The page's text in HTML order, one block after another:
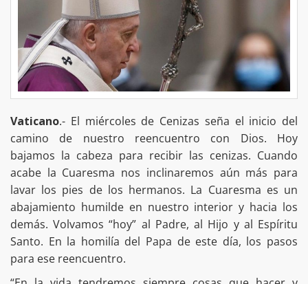
Vaticano.- El miércoles de Cenizas seña el inicio del
camino de nuestro reencuentro con Dios. Hoy
bajamos la cabeza para recibir las cenizas. Cuando
acabe la Cuaresma nos inclinaremos aún más para
lavar los pies de los hermanos. La Cuaresma es un
abajamiento humilde en nuestro interior y hacia los
demás. Volvamos “hoy” al Padre, al Hijo y al Espíritu
Santo. En la homilía del Papa de este día, los pasos
para ese reencuentro.